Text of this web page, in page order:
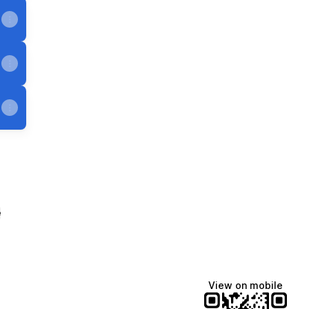
View on mobile